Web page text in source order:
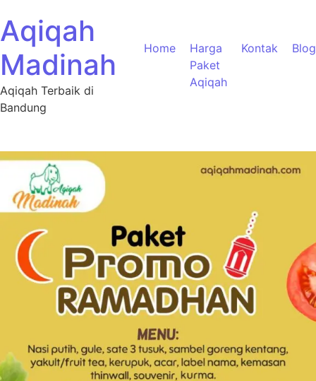
Aqiqah
Madinah
Aqiqah Terbaik di
Bandung
Home
Harga
Paket
Aqiqah
Kontak Blog